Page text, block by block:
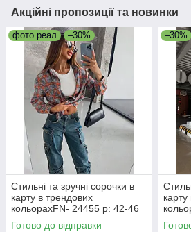
Акційні пропозиції та новинки
фото реал –30%
Стильні та зручні сорочки в
карту в трендових
кольорахFN- 24455 р: 42-46
Готово до відправки
–30%